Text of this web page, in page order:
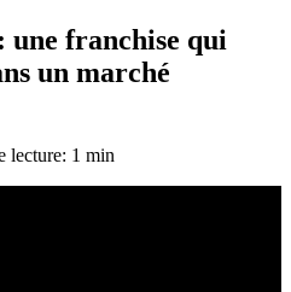
franchise qui
un marché
lecture: 1 min